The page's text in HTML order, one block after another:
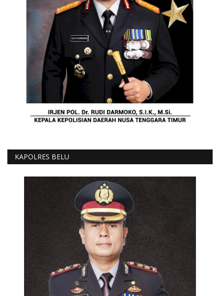
KAPOLRES BELU